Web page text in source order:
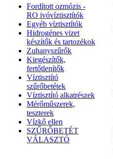
Fordított ozmózis -
RO ivóvíztisztítók
Egyéb víztisztítók
Hidrogénes vizet
készítők és tartozékok
Zuhanyszűrők
Kiegészítők,
fertőtlenítők
Víztisztító
szűrőbetétek
Víztisztító alkatrészek
Mérőműszerek,
teszterek
Vízkő ellen
SZŰRŐBETÉT
VÁLASZTÓ